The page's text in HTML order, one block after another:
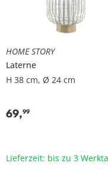
HOME STORY
Laterne
H 38 cm, Ø 24 cm
69,99
Lieferzeit: bis zu 3